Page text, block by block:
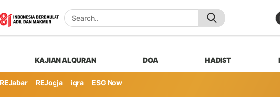
KAJIAN ALQURAN DOA HADIST
REJabar REJogja iqra ESG Now